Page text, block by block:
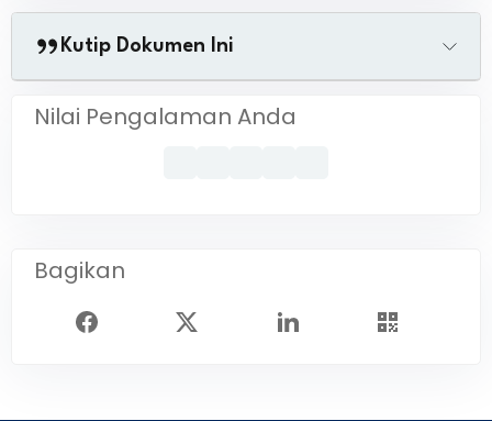
Kutip Dokumen Ini
Nilai Pengalaman Anda
Bagikan